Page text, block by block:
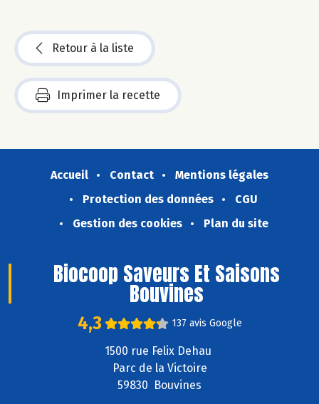
Retour à la liste
Imprimer la recette
Accueil Contact
Mentions légales
Protection des données
CGU
Gestion des cookies
Plan du site
Biocoop Saveurs Et Saisons
Bouvines
4,3 137 avis Google
1500 rue Felix Dehau
Parc de la Victoire
59830 Bouvines